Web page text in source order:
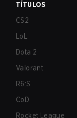
TÍTULOS
CS2
LoL
Dota 2
Valorant
R6:S
CoD
Rocket League